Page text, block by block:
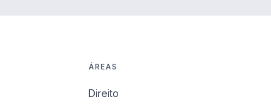
ÁREAS
Direito